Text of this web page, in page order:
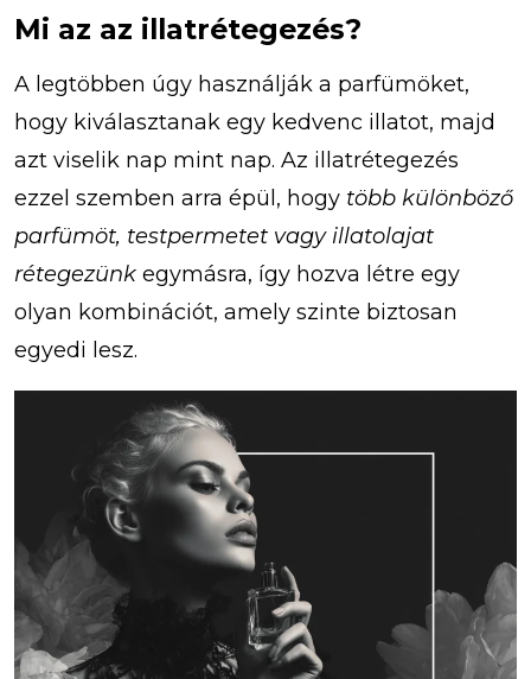
Mi az az illatrétegezés?
A legtöbben úgy használják a parfümöket,
hogy kiválasztanak egy kedvenc illatot, majd
azt viselik nap mint nap. Az illatrétegezés
ezzel szemben arra épül, hogy több különböző
parfümöt, testpermetet vagy illatolajat
rétegezünk egymásra, így hozva létre egy
olyan kombinációt, amely szinte biztosan
egyedi lesz.